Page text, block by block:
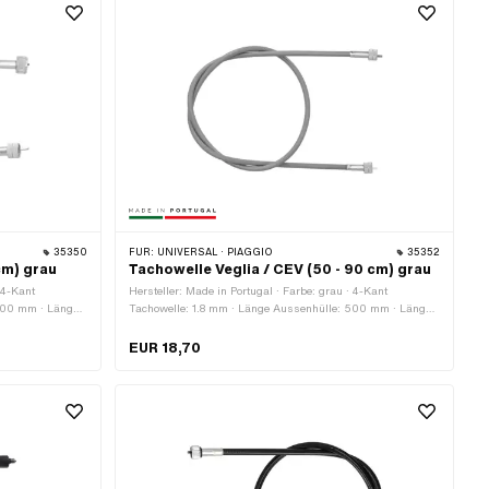
35350
grau
Kant
mm · Länge
700
FÜR: UNIVERSAL · PIAGGIO 35352
Tachowelle Veglia / CEV (50 - 90 cm) grau
Hersteller: Made in Portugal · Farbe: grau · 4-Kant
Tachowelle: 1.8 mm · Länge Aussenhülle: 500 mm · Länge
Länge Aussenhülle: 650 mm · Länge Aussenhülle: 700
mm · Länge Aussenhülle: 750 mm · Länge Aussenhülle:
EUR 18,70